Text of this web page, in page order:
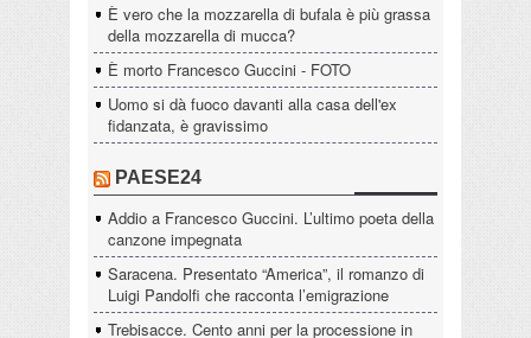
È vero che la mozzarella di bufala è più grassa
della mozzarella di mucca?
È morto Francesco Guccini - FOTO
Uomo si dà fuoco davanti alla casa dell'ex
fidanzata, è gravissimo
PAESE24
Addio a Francesco Guccini. L’ultimo poeta della
canzone impegnata
Saracena. Presentato “America”, il romanzo di
Luigi Pandolfi che racconta l’emigrazione
Trebisacce. Cento anni per la processione in